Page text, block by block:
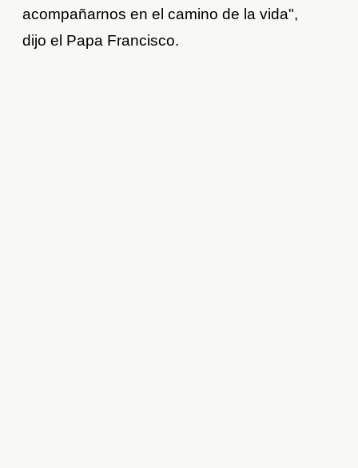
acompañarnos en el camino de la vida",
dijo el Papa Francisco.